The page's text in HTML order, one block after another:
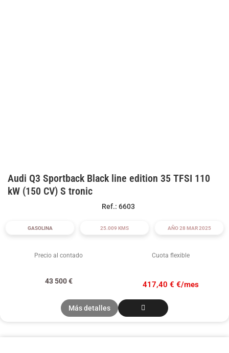
Audi Q3 Sportback Black line edition 35 TFSI 110
kW (150 CV) S tronic
Ref.: 6603
GASOLINA 25.009 KMS AÑO 28 MAR 2025
Precio al contado Cuota flexible
43 500€ 417,40 € €/mes
Más detalles